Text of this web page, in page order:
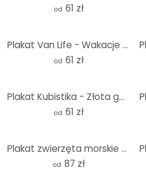
od 61 zł
Plakat Van Life - Wakacje nad morzem - Rivers
od 61 zł
Plakat Kubistika - Złota gałąź
od 61 zł
Plakat zwierzęta morskie głęboko w oceanie - Oliver Robins
od 87 zł